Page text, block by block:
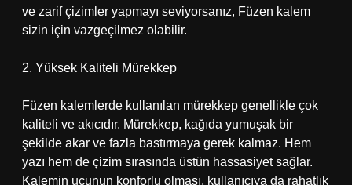
ve zarif çizimler yapmayı seviyorsanız, Füzen kalem
sizin için vazgeçilmez olabilir.
2. Yüksek Kaliteli Mürekkep
Füzen kalemlerde kullanılan mürekkep genellikle çok
kaliteli ve akıcıdır. Mürekkep, kağıda yumuşak bir
şekilde akar ve fazla bastırmaya gerek kalmaz. Hem
yazı hem de çizim sırasında üstün hassasiyet sağlar.
Kalemin ucunun konforlu olması, kullanıcıya da rahatlık